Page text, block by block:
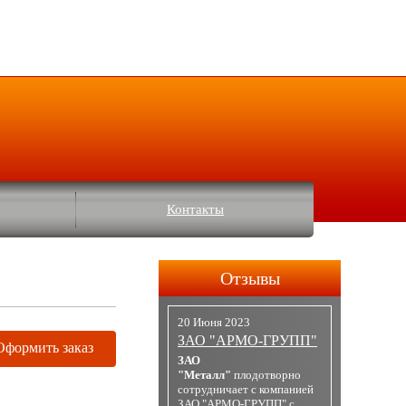
Контакты
заказ
Отзывы
20 Июня 2023
ЗАО "АРМО-ГРУПП"
ЗАО
"Металл" плодотворно
сотрудничает с компанией